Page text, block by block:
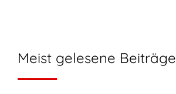
Meist gelesene Beiträge